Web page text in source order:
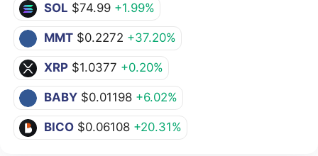
SOL $74.99 +1.99%
MMT $0.2272 +37.20%
XRP $1.0377 +0.20%
BABY $0.01198 +6.02%
BICO $0.06108 +20.31%